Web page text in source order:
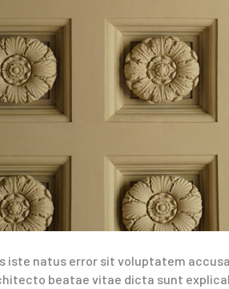
iste natus error sit voluptatem
beatae vitae dicta sunt